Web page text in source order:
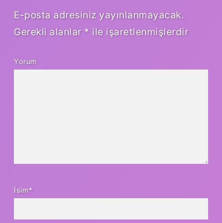
E-posta adresiniz yayınlanmayacak.
Gerekli alanlar * ile işaretlenmişlerdir
Yorum
İsim*